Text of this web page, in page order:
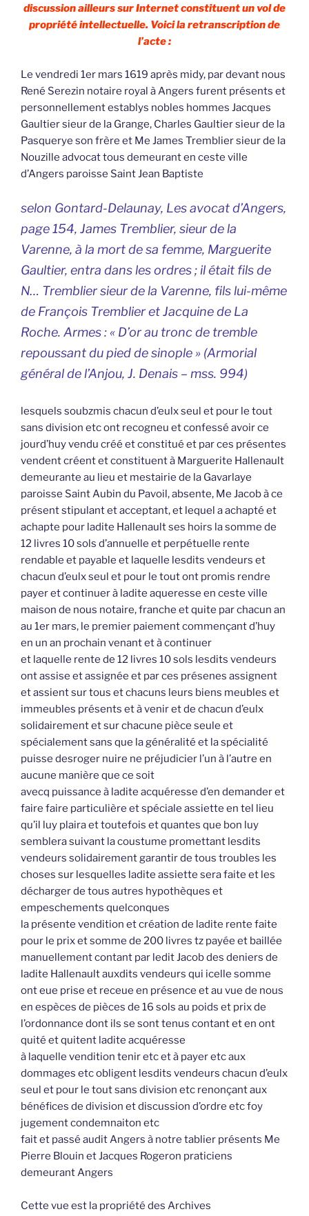
discussion ailleurs sur Internet constituent un vol de
propriété intellectuelle. Voici la retranscription de
l’acte :
Le vendredi 1er mars 1619 après midy, par devant nous
René Serezin notaire royal à Angers furent présents et
personnellement establys nobles hommes Jacques
Gaultier sieur de la Grange, Charles Gaultier sieur de la
Pasquerye son frère et Me James Tremblier sieur de la
Nouzille advocat tous demeurant en ceste ville
d’Angers paroisse Saint Jean Baptiste
selon Gontard-Delaunay, Les avocat d’Angers,
page 154, James Tremblier, sieur de la
Varenne, à la mort de sa femme, Marguerite
Gaultier, entra dans les ordres ; il était fils de
N… Tremblier sieur de la Varenne, fils lui-même
de François Tremblier et Jacquine de La
Roche. Armes : « D’or au tronc de tremble
repoussant du pied de sinople» (Armorial
général de l’Anjou, J. Denais – mss. 994)
lesquels soubzmis chacun d’eulx seul et pour le tout
sans division etc ont recogneu et confessé avoir ce
jourd’huy vendu créé et constitué et par ces présentes
vendent créent et constituent à Marguerite Hallenault
demeurante au lieu et mestairie de la Gavarlaye
paroisse Saint Aubin du Pavoil, absente, Me Jacob à ce
présent stipulant et acceptant, et lequel a achapté et
achapte pour ladite Hallenault ses hoirs la somme de
12 livres 10 sols d’annuelle et perpétuelle rente
rendable et payable et laquelle lesdits vendeurs et
chacun d’eulx seul et pour le tout ont promis rendre
payer et continuer à ladite aqueresse en ceste ville
maison de nous notaire, franche et quite par chacun an
au 1er mars, le premier paiement commençant d’huy
en un an prochain venant et à continuer
et laquelle rente de 12 livres 10 sols lesdits vendeurs
ont assise et assignée et par ces présenes assignent
et assient sur tous et chacuns leurs biens meubles et
immeubles présents et à venir et de chacun d’eulx
solidairement et sur chacune pièce seule et
spécialement sans que la généralité et la spécialité
puisse desroger nuire ne préjudicier l’un à l’autre en
aucune manière que ce soit
avecq puissance à ladite acquéresse d’en demander et
faire faire particulière et spéciale assiette en tel lieu
qu’il luy plaira et toutefois et quantes que bon luy
semblera suivant la coustume promettant lesdits
vendeurs solidairement garantir de tous troubles les
choses sur lesquelles ladite assiette sera faite et les
décharger de tous autres hypothèques et
empeschements quelconques
la présente vendition et création de ladite rente faite
pour le prix et somme de 200 livres tz payée et baillée
manuellement contant par ledit Jacob des deniers de
ladite Hallenault auxdits vendeurs qui icelle somme
ont eue prise et receue en présence et au vue de nous
en espèces de pièces de 16 sols au poids et prix de
l’ordonnance dont ils se sont tenus contant et en ont
quité et quitent ladite acquéresse
à laquelle vendition tenir etc et à payer etc aux
dommages etc obligent lesdits vendeurs chacun d’eulx
seul et pour le tout sans division etc renonçant aux
bénéfices de division et discussion d’ordre etc foy
jugement condemnaiton etc
fait et passé audit Angers à notre tablier présents Me
Pierre Blouin et Jacques Rogeron praticiens
demeurant Angers
Cette vue est la propriété des Archives